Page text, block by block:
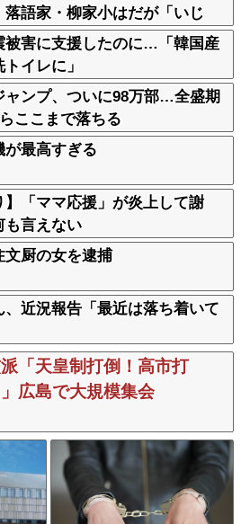
落語家・柳家小はだが「いじ
」被害告発
被害に支援したのに…「韓国産
イレに」
ャンプ、ついに98万部…全盛期
ここまで落ちる
が最高すぎる
】「ママ応援」が炎上して謝
言えない
文厨の女を逮捕
、近況報告「最近は落ち着いて
「天皇制打倒！高市打
広島で大規模集会